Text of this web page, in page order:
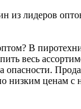
из лидеров
В
весь
опасности.
низким ценам с